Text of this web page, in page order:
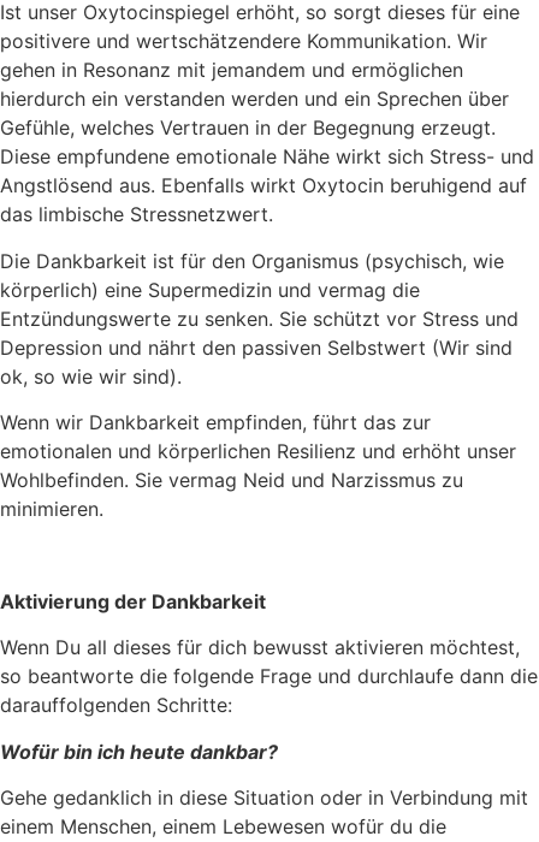
Ist unser Oxytocinspiegel erhöht, so sorgt dieses für eine
positivere und wertschätzendere Kommunikation. Wir
gehen in Resonanz mit jemandem und ermöglichen
hierdurch ein verstanden werden und ein Sprechen über
Gefühle, welches Vertrauen in der Begegnung erzeugt.
Diese empfundene emotionale Nähe wirkt sich Stress- und
Angstlösend aus. Ebenfalls wirkt Oxytocin beruhigend auf
das limbische Stressnetzwert.
Die Dankbarkeit ist für den Organismus (psychisch, wie
körperlich) eine Supermedizin und vermag die
Entzündungswerte zu senken. Sie schützt vor Stress und
Depression und nährt den passiven Selbstwert (Wir sind
ok, so wie wir sind).
Wenn wir Dankbarkeit empfinden, führt das zur
emotionalen und körperlichen Resilienz und erhöht unser
Wohlbefinden. Sie vermag Neid und Narzissmus zu
minimieren.
Aktivierung der Dankbarkeit
Wenn Du all dieses für dich bewusst aktivieren möchtest,
so beantworte die folgende Frage und durchlaufe dann die
darauffolgenden Schritte:
Wofür bin ich heute dankbar?
Gehe gedanklich in diese Situation oder in Verbindung mit
einem Menschen, einem Lebewesen wofür du die